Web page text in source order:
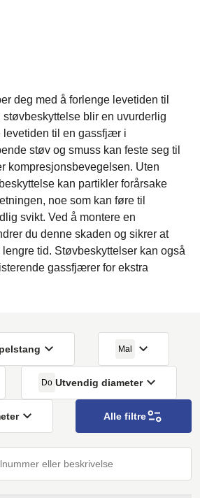
deg med å forlenge levetiden til
blir en uvurderlig
levetiden til en gassfjær i
støv og smuss kan feste seg til
kompresjonsbevegelsen. Uten
kan partikler forårsake
noe som kan føre til
svikt. Ved å montere en
du denne skaden og sikrer at
tid. Støvbeskyttelser kan også
gassfjærer for ekstra
Mal
Do Utvendig diameter
Alle filtre
eller beskrivelse